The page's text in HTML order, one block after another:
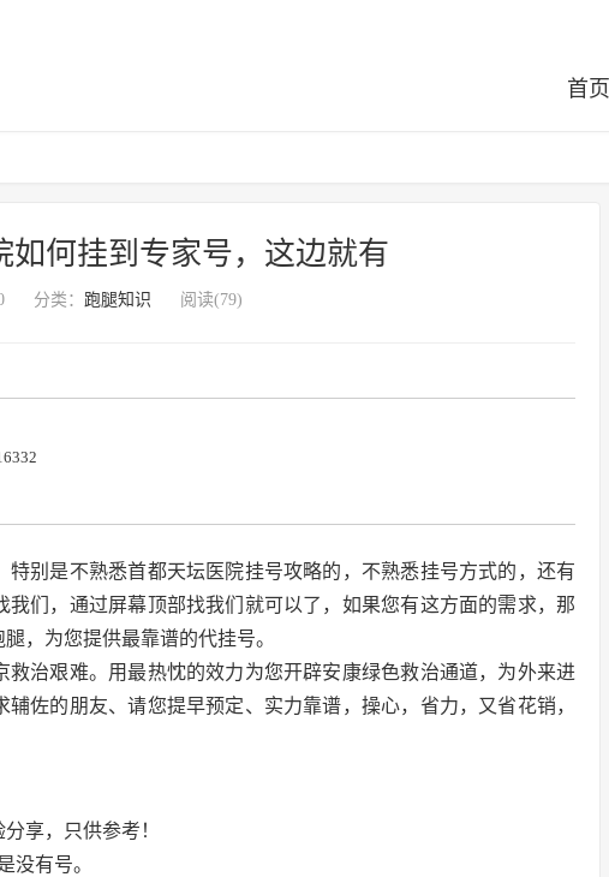
首页
如何挂到专家号，这边就有
分类： 跑腿知识 阅读(79)
别是不熟悉首都天坛医院挂号攻略的，不熟悉挂号方式的，还有
们，通过屏幕顶部找我们就可以了，如果您有这方面的需求，那
，为您提供最靠谱的代挂号。
救治艰难。用最热忱的效力为您开辟安康绿色救治通道，为外来进
佐的朋友、请您提早预定、实力靠谱，操心，省力，又省花销，
享，只供参考！
没有号。